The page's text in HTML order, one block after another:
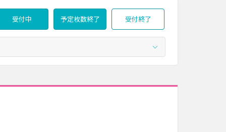
受付中 予定枚数終了 受付終了